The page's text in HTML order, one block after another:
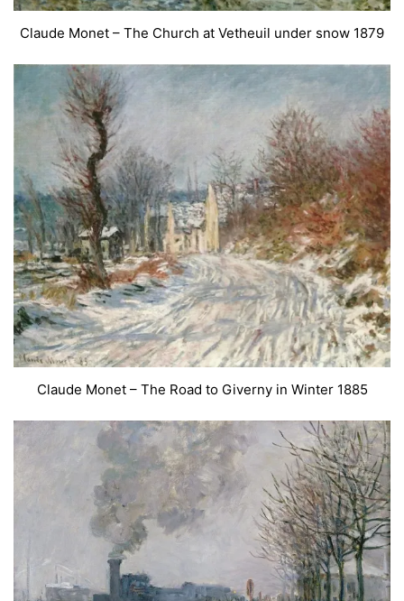
Claude Monet – The Church at Vetheuil under snow 1879
Claude Monet – The Road to Giverny in Winter 1885